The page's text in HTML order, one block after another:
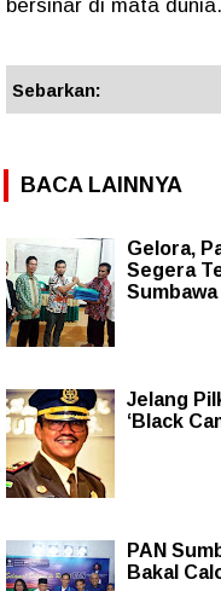
bersinar di mata
Sebarkan:
BACA LAINNYA
Gelora,
Segera
Sumbawa
Jelang
‘Black
PAN
Bakal